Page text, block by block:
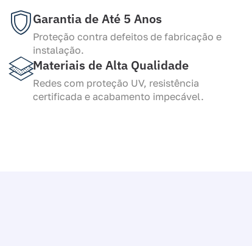
Garantia de Até 5 Anos
Proteção contra defeitos de fabricação e
instalação.
Materiais de Alta Qualidade
Redes com proteção UV, resistência
certificada e acabamento impecável.